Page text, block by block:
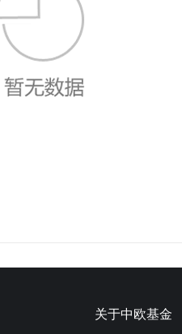
关于中欧基金